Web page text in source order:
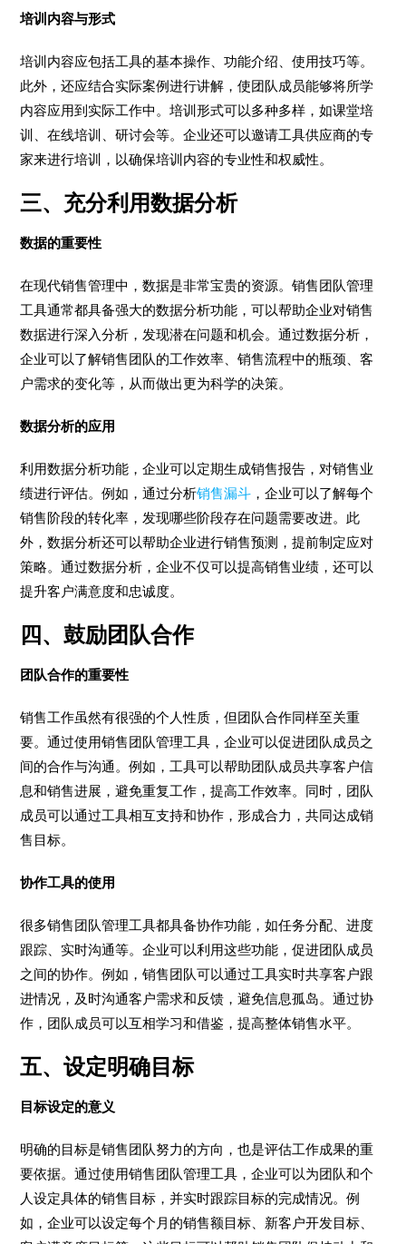
培训内容与形式
培训内容应包括工具的基本操作、功能介绍、使用技巧等。
此外，还应结合实际案例进行讲解，使团队成员能够将所学
内容应用到实际工作中。培训形式可以多种多样，如课堂培
训、在线培训、研讨会等。企业还可以邀请工具供应商的专
家来进行培训，以确保培训内容的专业性和权威性。
三、充分利用数据分析
数据的重要性
在现代销售管理中，数据是非常宝贵的资源。销售团队管理
工具通常都具备强大的数据分析功能，可以帮助企业对销售
数据进行深入分析，发现潜在问题和机会。通过数据分析，
企业可以了解销售团队的工作效率、销售流程中的瓶颈、客
户需求的变化等，从而做出更为科学的决策。
数据分析的应用
利用数据分析功能，企业可以定期生成销售报告，对销售业
绩进行评估。例如，通过分析销售漏斗 ，企业可以了解每个
销售阶段的转化率，发现哪些阶段存在问题需要改进。此
外，数据分析还可以帮助企业进行销售预测，提前制定应对
策略。通过数据分析，企业不仅可以提高销售业绩，还可以
提升客户满意度和忠诚度。
四、鼓励团队合作
团队合作的重要性
销售工作虽然有很强的个人性质，但团队合作同样至关重
要。通过使用销售团队管理工具，企业可以促进团队成员之
间的合作与沟通。例如，工具可以帮助团队成员共享客户信
息和销售进展，避免重复工作，提高工作效率。同时，团队
成员可以通过工具相互支持和协作，形成合力，共同达成销
售目标。
协作工具的使用
很多销售团队管理工具都具备协作功能，如任务分配、进度
跟踪、实时沟通等。企业可以利用这些功能，促进团队成员
之间的协作。例如，销售团队可以通过工具实时共享客户跟
进情况，及时沟通客户需求和反馈，避免信息孤岛。通过协
作，团队成员可以互相学习和借鉴，提高整体销售水平。
五、设定明确目标
目标设定的意义
明确的目标是销售团队努力的方向，也是评估工作成果的重
要依据。通过使用销售团队管理工具，企业可以为团队和个
人设定具体的销售目标，并实时跟踪目标的完成情况。例
如，企业可以设定每个月的销售额目标、新客户开发目标、